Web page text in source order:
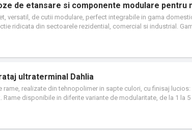
de etansare si componente modulare pentru
versatil, de cutii modulare, perfect integrabile in gama
ridicata din sectoarele rezidential, comercial si industrial.
extreme.
ultraterminal Dahlia
rame, realizate din tehnopolimer in sapte culori, cu finisaj
Rame disponibile in diferite variante de modularitate, de la 1 la